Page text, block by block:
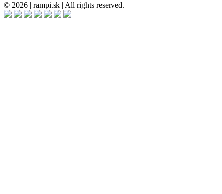
© 2026 | rampi.sk | All rights reserved.